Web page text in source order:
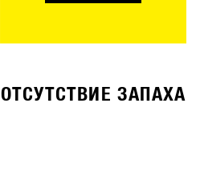
ОТСУТСТВИЕ ЗАПАХА